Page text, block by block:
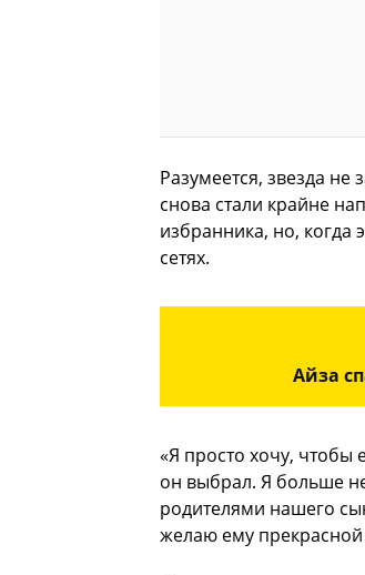
Разумеется, звезда
снова стали крайне
избранника, но, когда
сетях.
Айза
«Я просто хочу,
он выбрал. Я больше
родителями нашего
желаю ему